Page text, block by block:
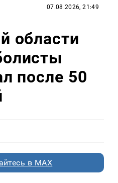
07.08.2026, 21:49
области
после 50
в MAX